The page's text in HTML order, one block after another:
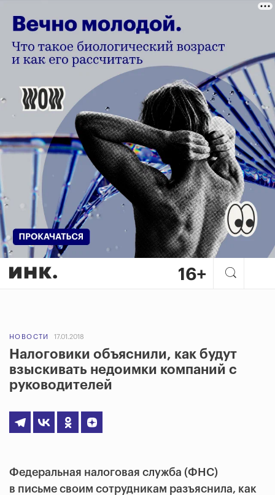
НОВОСТИ 17.01.2018
Налоговики объяснили, как будут
взыскивать недоимки компаний с
руководителей
Федеральная налоговая служба (ФНС)
в письме своим сотрудникам разъяснила, как